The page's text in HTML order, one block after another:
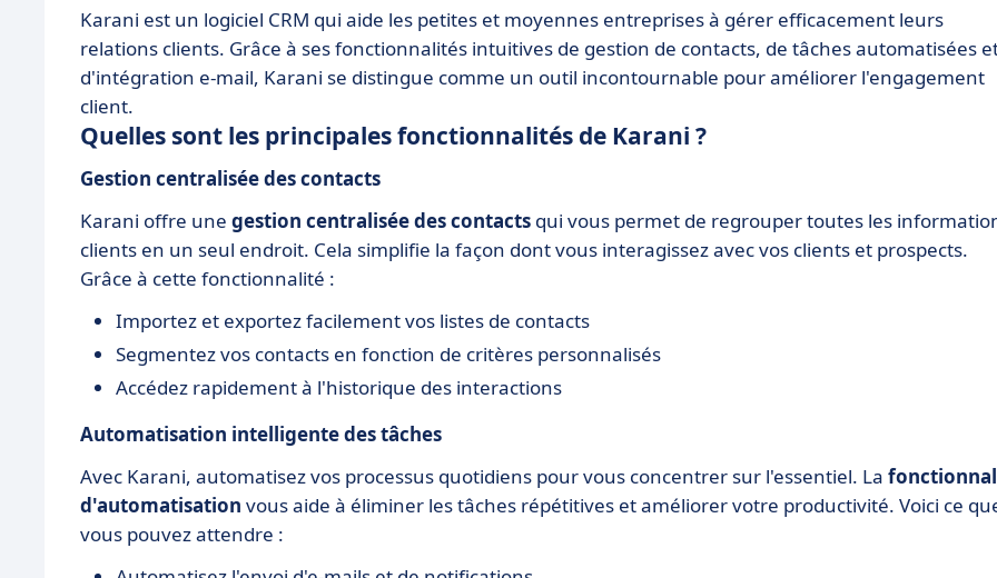
Karani est un logiciel CRM qui aide les petites et moyennes entreprises à gérer efficacement leurs
relations clients. Grâce à ses fonctionnalités intuitives de gestion de contacts, de tâches automatisées
d'intégration e-mail, Karani se distingue comme un outil incontournable pour améliorer l'engagement
client.
Quelles sont les principales fonctionnalités de Karani ?
Gestion centralisée des contacts
Karani offre une gestion centralisée des contacts qui vous permet de regrouper toutes les
clients en un seul endroit. Cela simplifie la façon dont vous interagissez avec vos clients et prospects.
Grâce à cette fonctionnalité :
Importez et exportez facilement vos listes de contacts
Segmentez vos contacts en fonction de critères personnalisés
Accédez rapidement à l'historique des interactions
Automatisation intelligente des tâches
Avec Karani, automatisez vos processus quotidiens pour vous concentrer sur l'essentiel. La
d'automatisation vous aide à éliminer les tâches répétitives et améliorer votre productivité. Voici ce
vous pouvez attendre :